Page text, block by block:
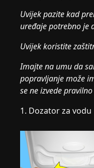
Uvijek pazite kad
uređaje potrebno je
Uvijek koristite
Imajte na umu da
popravljanje može
se ne izvede pravilno
1. Dozator za vodu